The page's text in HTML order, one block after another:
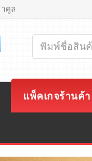
คูล
แพ็คเกจร้านค้า